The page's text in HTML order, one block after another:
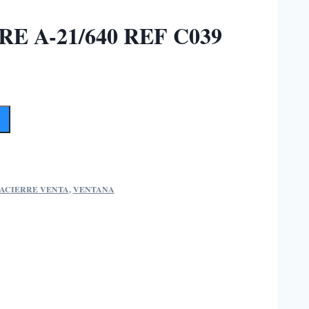
A-21/640 REF C039
VENTA,VENTANA